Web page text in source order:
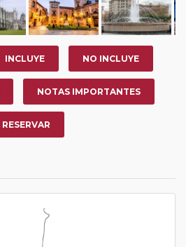
INCLUYE NO INCLUYE
NOTAS IMPORTANTES
RESERVAR